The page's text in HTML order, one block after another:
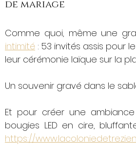
de mariage
Comme quoi, même une
intimité : 53 invités assis pour
leur cérémonie laïque sur la
Un souvenir gravé dans le
Et pour créer une
https://